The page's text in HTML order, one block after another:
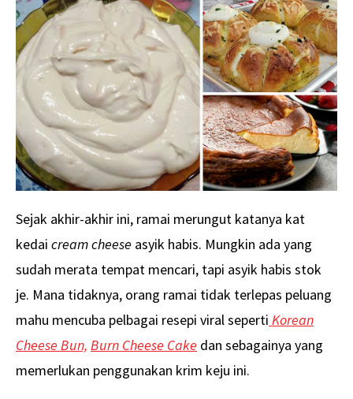
Sejak akhir-akhir ini, ramai merungut katanya kat
kedai cream cheese asyik habis. Mungkin ada yang
sudah merata tempat mencari, tapi asyik habis stok
je. Mana tidaknya, orang ramai tidak terlepas peluang
mahu mencuba pelbagai resepi viral seperti Korean
Cheese Bun, Burn Cheese Cake dan sebagainya yang
memerlukan penggunakan krim keju ini.